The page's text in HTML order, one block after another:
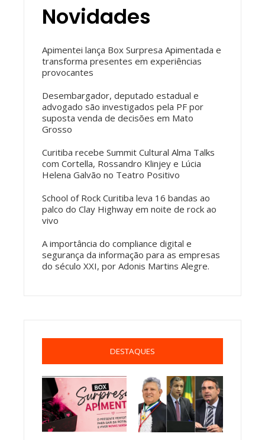
Novidades
Apimentei lança Box Surpresa Apimentada e
transforma presentes em experiências
provocantes
Desembargador, deputado estadual e
advogado são investigados pela PF por
suposta venda de decisões em Mato
Grosso
Curitiba recebe Summit Cultural Alma Talks
com Cortella, Rossandro Klinjey e Lúcia
Helena Galvão no Teatro Positivo
School of Rock Curitiba leva 16 bandas ao
palco do Clay Highway em noite de rock ao
vivo
A importância do compliance digital e
segurança da informação para as empresas
do século XXI, por Adonis Martins Alegre.
DESTAQUES